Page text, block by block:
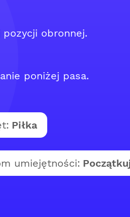
pozycji obronnej.
poniżej pasa.
Piłka
umiejętności: